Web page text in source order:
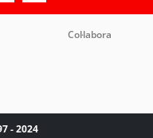
Col·labora
- 2024